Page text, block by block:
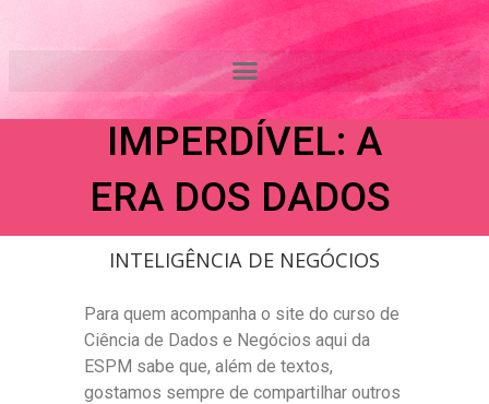
conteúdo
UM
DOCUMENTÁRIO
IMPERDÍVEL: A
ERA DOS DADOS
INTELIGÊNCIA DE NEGÓCIOS
Para quem acompanha o site do curso de
Ciência de Dados e Negócios aqui da
ESPM sabe que, além de textos,
gostamos sempre de compartilhar outros